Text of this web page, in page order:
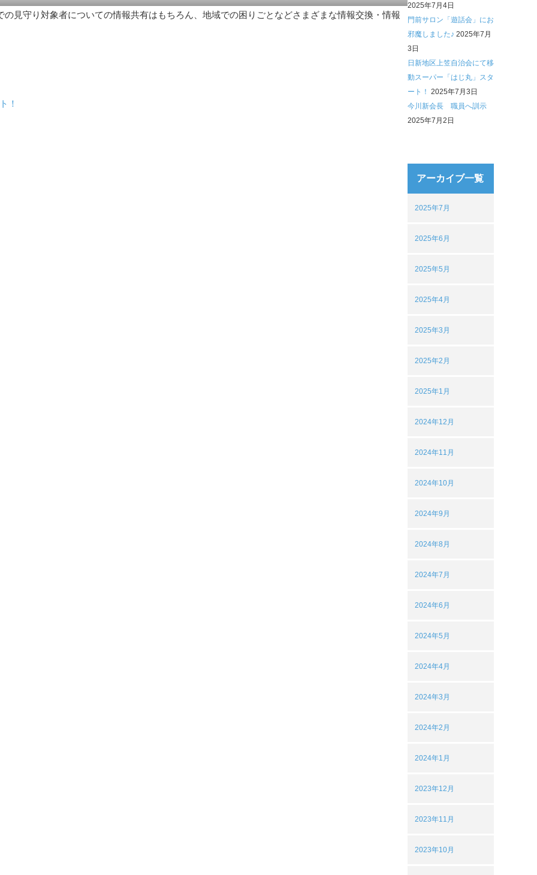
見守り対象者についての情報共有はもちろん、地域での困りごとなどさまざまな情報交換・情報
！
2025年7月4日
門前サロン「遊話会」にお
邪魔しました♪ 2025年7月
3日
日新地区上笠自治会にて移
動スーパー「はじ丸」スタ
ート！ 2025年7月3日
今川新会長 職員へ訓示
2025年7月2日
アーカイブ一覧
2025年7月
2025年6月
2025年5月
2025年4月
2025年3月
2025年2月
2025年1月
2024年12月
2024年11月
2024年10月
2024年9月
2024年8月
2024年7月
2024年6月
2024年5月
2024年4月
2024年3月
2024年2月
2024年1月
2023年12月
2023年11月
2023年10月